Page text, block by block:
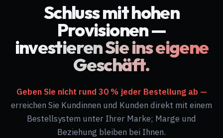
Schluss mit hohen
Provisionen —
investieren Sie ins eigene
Geschäft.
Geben Sie nicht rund 30 % jeder Bestellung ab —
erreichen Sie Kundinnen und Kunden direkt mit einem
Bestellsystem unter Ihrer Marke; Marge und
Beziehung bleiben bei Ihnen.